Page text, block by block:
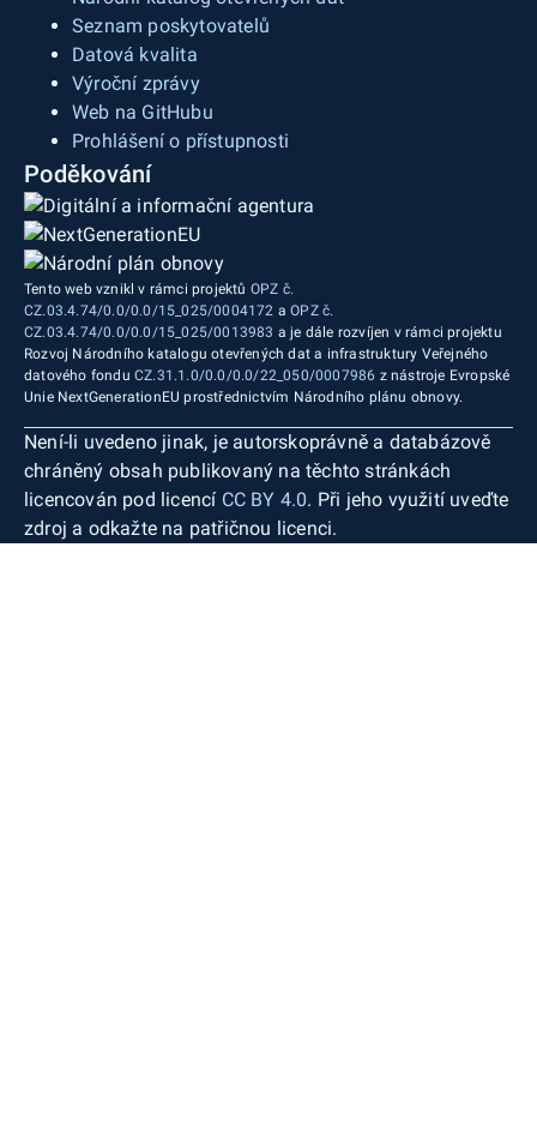
Seznam poskytovatelů
Datová kvalita
Výroční zprávy
Web na GitHubu
Prohlášení o přístupnosti
Poděkování
Tento web vznikl v rámci projektů OPZ č.
CZ.03.4.74/0.0/0.0/15_025/0004172 aOPZ č.
CZ.03.4.74/0.0/0.0/15_025/0013983 a je dále rozvíjen v rámci projektu
Rozvoj Národního katalogu otevřených dat a infrastruktury Veřejného
datového fondu CZ.31.1.0/0.0/0.0/22_050/0007986 z nástroje Evropské
Unie NextGenerationEU prostřednictvím Národního plánu obnovy.
Není-li uvedeno jinak, je autorskoprávně a databázově
chráněný obsah publikovaný na těchto stránkách
licencován pod licencí CC BY 4.0. Při jeho využití uveďte
zdroj a odkažte na patřičnou licenci.